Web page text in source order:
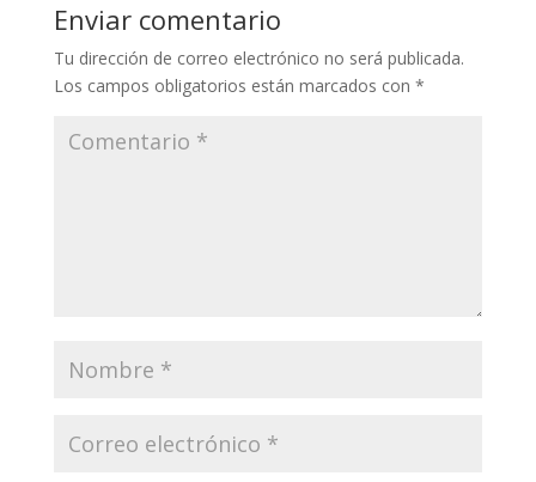
Enviar comentario
Tu dirección de correo electrónico no será publicada.
Los campos obligatorios están marcados con *